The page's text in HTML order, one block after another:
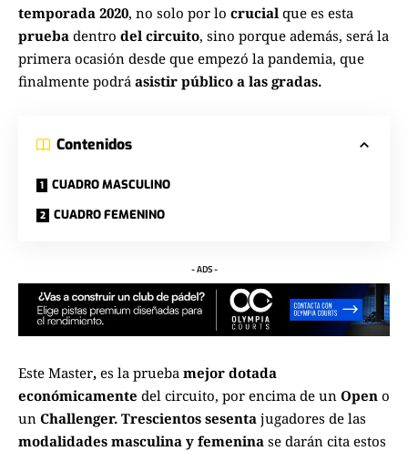
temporada 2020, no solo por lo crucial que es esta
prueba dentro del circuito, sino porque además, será la
primera ocasión desde que empezó la pandemia, que
finalmente podrá asistir público a las gradas.
Contenidos
CUADRO MASCULINO
CUADRO FEMENINO
- ADS -
Este Master, es la prueba mejor dotada
económicamente del circuito, por encima de un Open o
un Challenger. Trescientos sesenta jugadores de las
modalidades masculina y femenina se darán cita estos